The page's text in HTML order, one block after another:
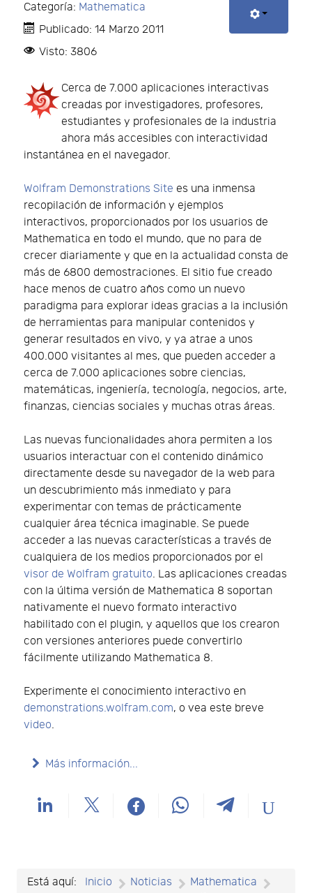
Categoría: Mathematica
Publicado: 14 Marzo 2011
Visto: 3806
Cerca de 7.000 aplicaciones interactivas
creadas por investigadores, profesores,
estudiantes y profesionales de la industria
ahora más accesibles con interactividad
instantánea en el navegador.
Wolfram Demonstrations Site es una inmensa
recopilación de información y ejemplos
interactivos, proporcionados por los usuarios de
Mathematica en todo el mundo, que no para de
crecer diariamente y que en la actualidad consta de
más de 6800 demostraciones. El sitio fue creado
hace menos de cuatro años como un nuevo
paradigma para explorar ideas gracias a la inclusión
de herramientas para manipular contenidos y
generar resultados en vivo, y ya atrae a unos
400.000 visitantes al mes, que pueden acceder a
cerca de 7.000 aplicaciones sobre ciencias,
matemáticas, ingeniería, tecnología, negocios, arte,
finanzas, ciencias sociales y muchas otras áreas.
Las nuevas funcionalidades ahora permiten a los
usuarios interactuar con el contenido dinámico
directamente desde su navegador de la web para
un descubrimiento más inmediato y para
experimentar con temas de prácticamente
cualquier área técnica imaginable. Se puede
acceder a las nuevas características a través de
cualquiera de los medios proporcionados por el
visor de Wolfram gratuito. Las aplicaciones creadas
con la última versión de Mathematica 8 soportan
nativamente el nuevo formato interactivo
habilitado con el plugin, y aquellos que los crearon
con versiones anteriores puede convertirlo
fácilmente utilizando Mathematica 8.
Experimente el conocimiento interactivo en
demonstrations.wolfram.com, o vea este breve
video.
Más información...
Está aquí: Inicio Noticias
Mathematica